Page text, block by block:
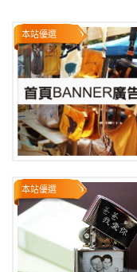
本站優選
本站優選